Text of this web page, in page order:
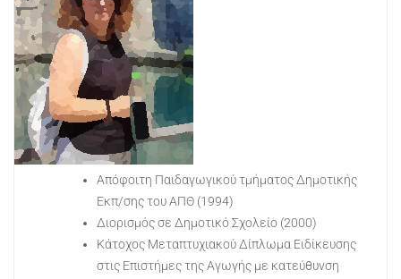
Απόφοιτη Παιδαγωγικού τμήματος Δημοτικής
Εκπ/σης του ΑΠΘ (1994)
Διορισμός σε Δημοτικό Σχολείο (2000)
Κάτοχος Μεταπτυχιακού Δίπλωμα Ειδίκευσης
στις Επιστήμες της Αγωγής με κατεύθυνση